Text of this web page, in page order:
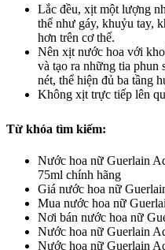
Lắc đều, xịt một lượng
thể như gáy, khuỷu tay,
hơn trên cơ thể.
Nên xịt nước hoa với
và tạo ra những tia phun
nét, thể hiện đủ ba tầng
Không xịt trực tiếp lên
Từ khóa tìm kiếm:
Nước hoa nữ Guerlain
75ml chính hãng
Giá nước hoa nữ
Mua nước hoa nữ
Nơi bán nước hoa nữ
Nước hoa nữ Guerlain
Nước hoa nữ Guerlain